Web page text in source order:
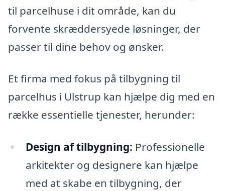
til parcelhuse i dit område, kan du
forvente skræddersyede løsninger, der
passer til dine behov og ønsker.
Et firma med fokus på tilbygning til
parcelhus i Ulstrup kan hjælpe dig med en
række essentielle tjenester, herunder:
Design af tilbygning: Professionelle
arkitekter og designere kan hjælpe
med at skabe en tilbygning, der